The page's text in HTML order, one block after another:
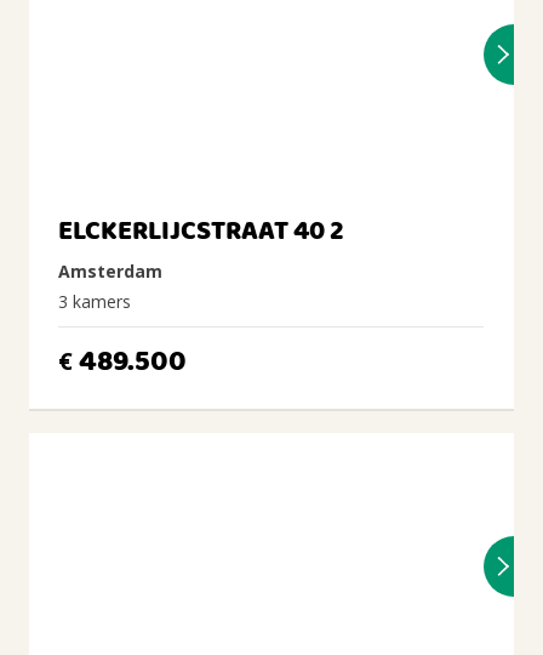
ELCKERLIJCSTRAAT 40 2
Amsterdam
3 kamers
€489.500